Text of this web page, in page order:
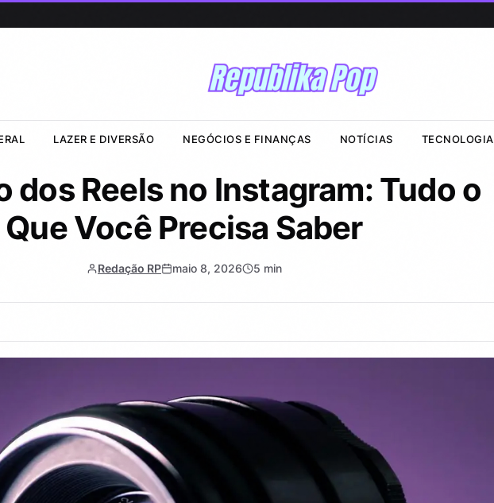
LAZER E DIVERSÃO NEGÓCIOS E FINANÇAS NOTÍCIAS TECNOLOGIA
dos Reels no Instagram: Tudo o
Que Você Precisa Saber
Redação RP maio 8, 2026 5 min